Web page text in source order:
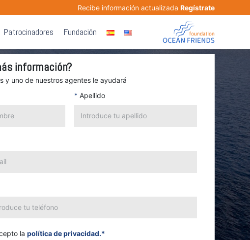
Recibe información actualizada Regístrate
Patrocinadores Fundación
información?
y uno de nuestros agentes le ayudará
* Apellido
la política de privacidad.*